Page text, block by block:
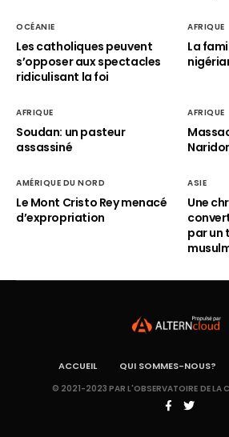
OCÉANIE
Les catholiques peuvent
s’opposer aux spectacles
ridiculisant la foi
AFRIQUE
La
AFRIQUE
Soudan: un pasteur
assassiné
AFRIQUE
AMÉRIQUE DU NORD
Le Mont Cristo Rey menacé
d’expropriation
ASIE
Une
par un
ACCUEIL QUI SOMMES-NOUS?
© 2021-2023 PAR L'OBSERVATOIRE DE LA